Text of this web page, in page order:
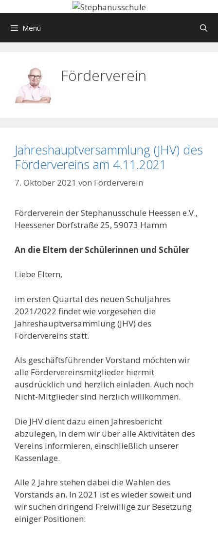
Inhalt Menü
Förderverein
Jahreshauptversammlung (JHV) des
Fördervereins am 4.11.2021
7. Oktober 2021 von Förderverein
Förderverein der Stephanusschule Heessen e.V.,
Heessener Dorfstraße 25, 59073 Hamm
An die Eltern der Schülerinnen und Schüler
Liebe Eltern,
im ersten Quartal des neuen Schuljahres
2021/2022 findet wie vorgesehen die
Jahreshauptversammlung (JHV) des
Fördervereins statt.
Als geschäftsführender Vorstand möchten wir
alle Fördervereinsmitglieder hiermit
ausdrücklich und herzlich einladen. Auch noch
Nicht-Mitglieder sind herzlich willkommen.
Die JHV dient dazu einen Jahresbericht
abzulegen, in dem wir über alle Aktivitäten des
Vereins informieren, einschließlich unserer
Kassenlage.
Alle 2 Jahre stehen dabei die Wahlen des
Vorstands an. In 2021 ist es wieder soweit und
wir suchen dringend Freiwillige zur Besetzung
einiger Positionen: